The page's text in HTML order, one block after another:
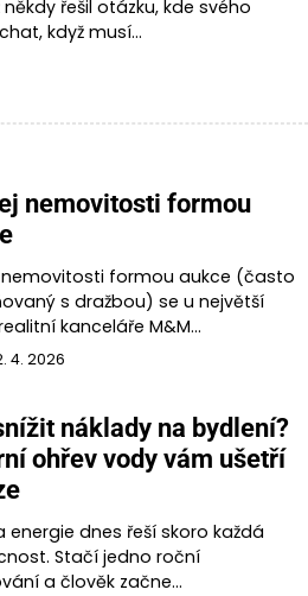
řešil otázku, kde svého
když musí…
nemovitosti formou
nemovitosti formou aukce (často
s dražbou) se u největší
kanceláře M&M…
4. 2026
náklady na bydlení?
ohřev vody vám ušetří
energie dnes řeší skoro každá
Stačí jedno roční
a člověk začne…